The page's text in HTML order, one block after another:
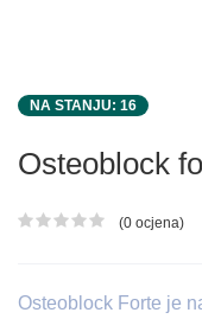
NA STANJU: 16
Osteoblock
Ocjena proizvoda
(0 ocjena)
Osteoblock Forte je